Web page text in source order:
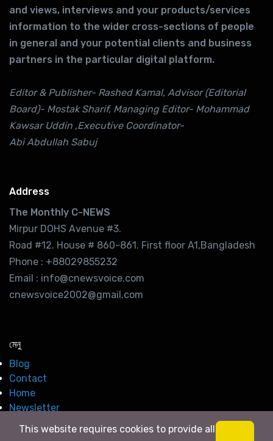
and views, interviews and your products/services
information to the wider cross-sections of people
in general and your potential clients and business
partners in the particular digital platform.
Editor & Publisher- Rashed Kamal, Advisor (Editorial
Board)- Mostak Sharif, Managing Editor- Mohammad
Kawsar Uddin ,Executive Coordinator-
Abi Abdullah Sabuj
Address
The Monthly C-NEWS
Mirpur DOHS Avenue #3.
Road #12. House # 860-861. First floor A1,Bangladesh
Phone : +88029855232
Email : info@cnewsvoice.com
cnewsvoice2002@gmail.com
মেনু
Blog
Contact
Home
Newsletter
This website requires cookies to provide all